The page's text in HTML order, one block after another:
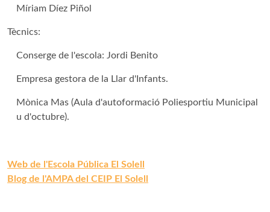
Míriam Díez Piñol
Tècnics:
Conserge de l'escola: Jordi Benito
Empresa gestora de la Llar d'Infants.
Mònica Mas (Aula d'autoformació Poliesportiu Municipal
u d'octubre).
Web de l'Escola Pública El Solell
Blog de l'AMPA del CEIP El Solell